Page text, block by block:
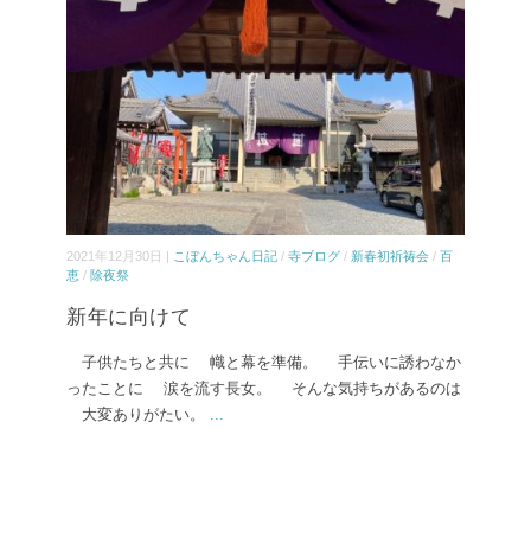
2021年12月30日 | こぼんちゃん日記 / 寺ブログ / 新春初祈祷会 / 百
恵 / 除夜祭
新年に向けて
子供たちと共に 幟と幕を準備。 手伝いに誘わなか
ったことに 涙を流す長女。 そんな気持ちがあるのは
大変ありがたい。 ...